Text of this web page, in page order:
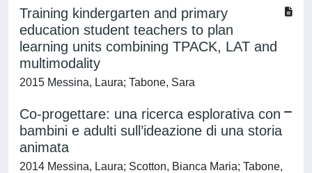
Training kindergarten and primary
education student teachers to plan
learning units combining TPACK, LAT and
multimodality
2015 Messina, Laura; Tabone, Sara
Co-progettare: una ricerca esplorativa con
bambini e adulti sull’ideazione di una storia
animata
2014 Messina, Laura; Scotton, Bianca Maria; Tabone,